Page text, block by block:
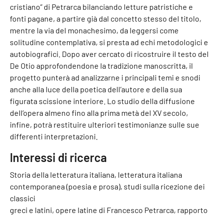
cristiano” di Petrarca bilanciando letture patristiche e
fonti pagane, a partire già dal concetto stesso del titolo,
mentre la via del monachesimo, da leggersi come
solitudine contemplativa, si presta ad echi metodologici e
autobiografici. Dopo aver cercato di ricostruire il testo del
De Otio approfondendone la tradizione manoscritta, il
progetto punterà ad analizzarne i principali temi e snodi
anche alla luce della poetica dell’autore e della sua
figurata scissione interiore. Lo studio della diffusione
dell’opera almeno fino alla prima metà del XV secolo,
infine, potrà restituire ulteriori testimonianze sulle sue
differenti interpretazioni.
Interessi di ricerca
Storia della letteratura italiana, letteratura italiana
contemporanea (poesia e prosa), studi sulla ricezione dei
classici
greci e latini, opere latine di Francesco Petrarca, rapporto